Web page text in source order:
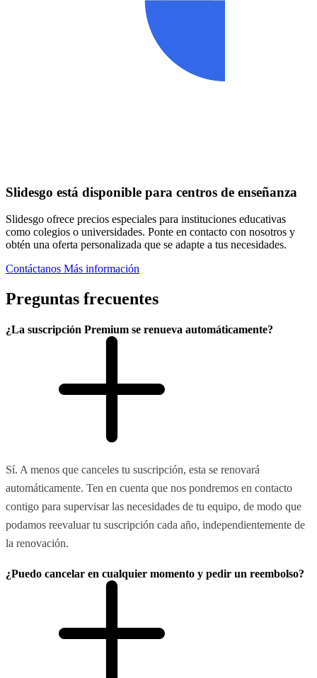
Slidesgo está disponible para centros de enseñanza
Slidesgo ofrece precios especiales para instituciones educativas
como colegios o universidades. Ponte en contacto con nosotros y
obtén una oferta personalizada que se adapte a tus necesidades.
Contáctanos Más información
Preguntas frecuentes
¿La suscripción Premium se renueva automáticamente?
Sí. A menos que canceles tu suscripción, esta se renovará
automáticamente. Ten en cuenta que nos pondremos en contacto
contigo para supervisar las necesidades de tu equipo, de modo que
podamos reevaluar tu suscripción cada año, independientemente de
la renovación.
¿Puedo cancelar en cualquier momento y pedir un reembolso?